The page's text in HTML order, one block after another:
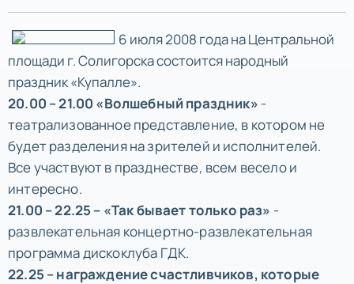
6 июля 2008 года на Центральной
площади г. Солигорска состоится народный
праздник «Купалле».
20.00 – 21.00 «Волшебный праздник» -
театрализованное представление, в котором не
будет разделения на зрителей и исполнителей.
Все участвуют в празднестве, всем весело и
интересно.
21.00 – 22.25 – «Так бывает только раз» -
развлекательная концертно-развлекательная
программа дискоклуба ГДК.
22.25 – награждение счастливчиков, которые